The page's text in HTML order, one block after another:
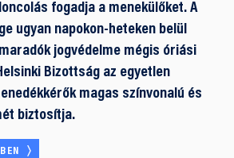
fogadja a menekülőket. A
ugyan napokon-heteken belül
jogvédelme mégis óriási
Bizottság az egyetlen
magas színvonalú és
biztosítja.